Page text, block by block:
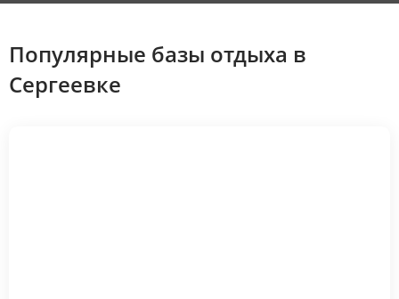
Популярные базы отдыха в
Сергеевке